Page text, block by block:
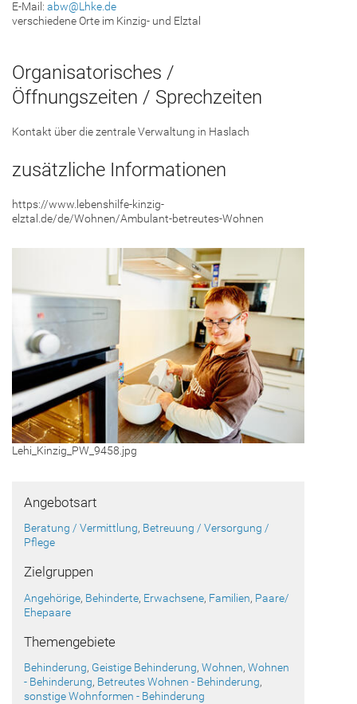
E-Mail: abw@Lhke.de
verschiedene Orte im Kinzig- und Elztal
Organisatorisches /
Öffnungszeiten / Sprechzeiten
Kontakt über die zentrale Verwaltung in Haslach
zusätzliche Informationen
https://www.lebenshilfe-kinzig-
elztal.de/de/Wohnen/Ambulant-betreutes-Wohnen
Lehi_Kinzig_PW_9458.jpg
Angebotsart
Beratung / Vermittlung, Betreuung / Versorgung /
Pflege
Zielgruppen
Angehörige, Behinderte, Erwachsene, Familien, Paare/
Ehepaare
Themengebiete
Behinderung, Geistige Behinderung, Wohnen, Wohnen
- Behinderung, Betreutes Wohnen - Behinderung,
sonstige Wohnformen - Behinderung